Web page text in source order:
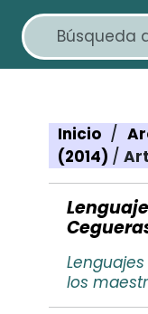
Inicio /
(2014) /
los